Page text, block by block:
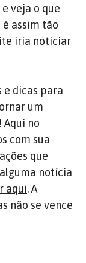
veja o que
assim tão
iria noticiar
e dicas para
um
! Aqui no
com sua
que
notícia
aqui. A
não se vence